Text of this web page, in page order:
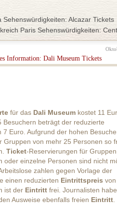
Sehenswürdigkeiten: Alcazar Tickets
Paris Sehenswürdigkeiten:
Information: Dali Museum Tickets
für das Dali Museum kostet 11
Besuchern beträgt der reduzierte
7 Euro. Aufgrund der hohen
Gruppen von mehr 25 Personen so
Ticket-Reservierungen für
oder einzelne Personen sind nicht
zahlen gegen Vorlage der
einen reduzierten Eintrittspreis
ist der Eintritt frei. Journalisten
Ausweise ebenfalls freien Eintritt.